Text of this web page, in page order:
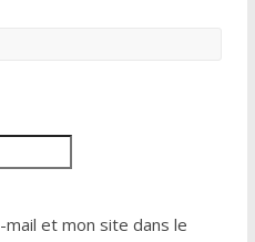
et mon site dans le